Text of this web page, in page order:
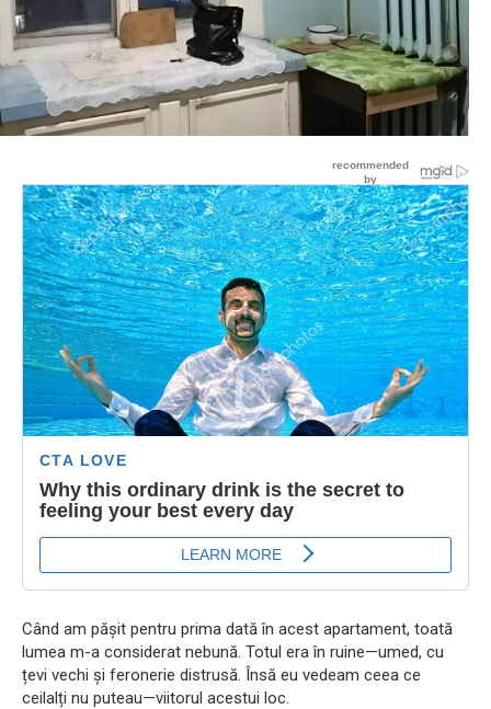
Când am pășit pentru prima dată în acest apartament, toată
lumea m-a considerat nebună. Totul era în ruine—umed, cu
țevi vechi și feronerie distrusă. Însă eu vedeam ceea ce
ceilalți nu puteau—viitorul acestui loc.